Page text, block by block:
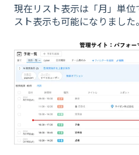
現在リスト表示は「月」単
スト表示も可能になりました。